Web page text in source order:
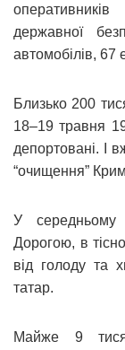
державної
автомобілів, 67
Близько 200
18–19 травня
депортовані. І
“очищення”
У
Дорогою, в
від голоду та
татар.
Майже 9